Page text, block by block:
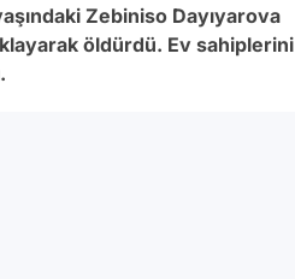
Zebiniso Dayıyarova
öldürdü. Ev sahiplerini